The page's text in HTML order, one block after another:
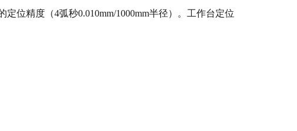
位精度（4弧秒0.010mm/1000mm半径）。工作台定位